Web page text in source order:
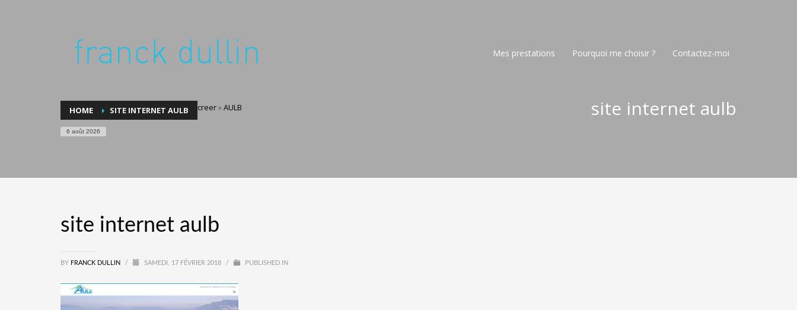
Mes prestations Pourquoi me choisir ? Contactez-moi
HOME creer»AULB
SITE INTERNET AULB
6 août 2026
site internet aulb
site internet aulb
BY FRANCK DULLIN / SAMEDI, 17 FÉVRIER 2018 / PUBLISHED IN